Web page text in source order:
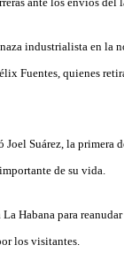
industrialista en la
Fuentes, quienes
Suárez, la primera
de su vida.
Habana para
los visitantes.